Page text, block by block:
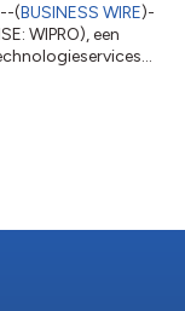
(BUSINESS WIRE)-
WIPRO), een
onkosten stijgt en
opduiken. De